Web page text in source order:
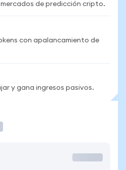
de predicción cripto.
con apalancamiento de
y gana ingresos pasivos.